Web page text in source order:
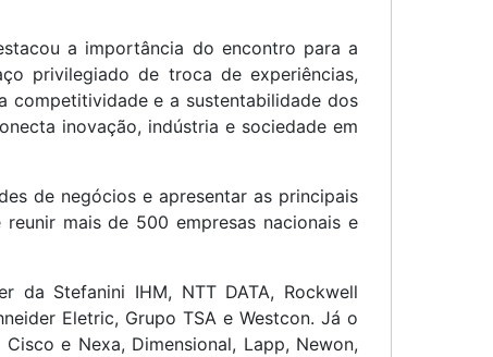
a importância do encontro para a
privilegiado de troca de experiências,
competitividade e a sustentabilidade dos
inovação, indústria e sociedade em
de negócios e apresentar as principais
mais de 500 empresas nacionais e
da Stefanini IHM, NTT DATA, Rockwell
Eletric, Grupo TSA e Westcon. Já o
e Nexa, Dimensional, Lapp, Newon,